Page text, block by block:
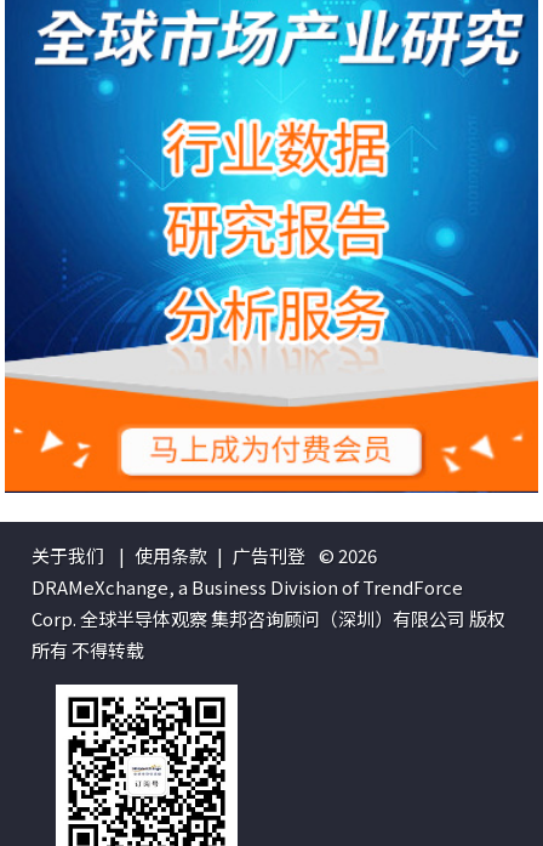
关于我们 | 使用条款 | 广告刊登 © 2026
DRAMeXchange, a Business Division of TrendForce
Corp. 全球半导体观察 集邦咨询顾问（深圳）有限公司 版权
所有 不得转载